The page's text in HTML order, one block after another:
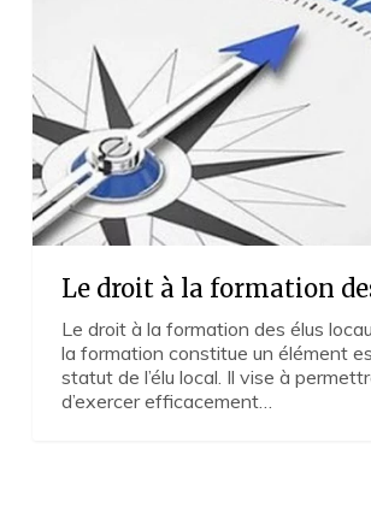
élus
Le droit à la formation
Le droit à la formation des élus
la formation constitue un élément
statut de l’élu local. Il vise à
d’exercer efficacement…